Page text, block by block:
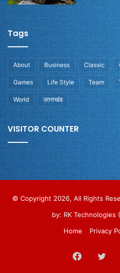
Tags
About Business Classic
Games Life Style Team
World उतराखंड
VISITOR COUNTER
© Copyright 2026, All Rights
by: RK Technologies
Home
Privacy